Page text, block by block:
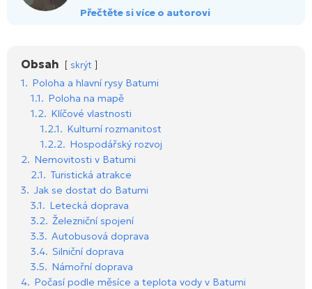
Přečtěte si více o autorovi
Obsah skrýt
1. Poloha a hlavní rysy Batumi
1.1. Poloha na mapě
1.2. Klíčové vlastnosti
1.2.1. Kulturní rozmanitost
1.2.2. Hospodářský rozvoj
2. Nemovitosti v Batumi
2.1. Turistická atrakce
3. Jak se dostat do Batumi
3.1. Letecká doprava
3.2. Železniční spojení
3.3. Autobusová doprava
3.4. Silniční doprava
3.5. Námořní doprava
4. Počasí podle měsíce a teplota vody v Batumi